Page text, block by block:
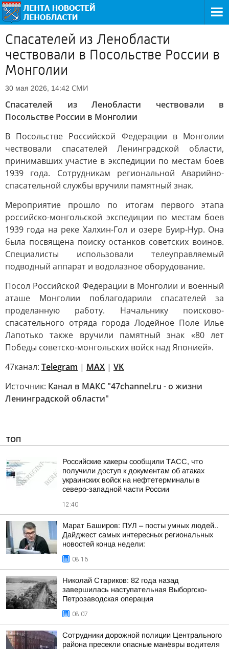
Спасателей из Ленобласти
чествовали в Посольстве России в
Монголии
30 мая 2026, 14:42 СМИ
Спасателей из Ленобласти чествовали в
Посольстве России в Монголии
В Посольстве Российской Федерации в Монголии
чествовали спасателей Ленинградской области,
принимавших участие в экспедиции по местам боев
1939 года. Сотрудникам региональной Аварийно-
спасательной службы вручили памятный знак.
Мероприятие прошло по итогам первого этапа
российско-монгольской экспедиции по местам боев
1939 года на реке Халхин-Гол и озере Буир-Нур. Она
была посвящена поиску останков советских воинов.
Специалисты использовали телеуправляемый
подводный аппарат и водолазное оборудование.
Посол Российской Федерации в Монголии и военный
аташе Монголии поблагодарили спасателей за
проделанную работу. Начальнику поисково-
спасательного отряда города Лодейное Поле Илье
Лапотько также вручили памятный знак «80 лет
Победы советско-монгольских войск над Японией».
47канал: Telegram | MAX | VK
Источник: Канал в МАКС "47channel.ru - о жизни
Ленинградской области"
ТОП
Российские хакеры сообщили ТАСС, что
получили доступ к документам об атаках
украинских войск на нефтетерминалы в
северо-западной части России
12:40
Марат Баширов: ПУЛ – посты умных людей..
Дайджест самых интересных региональных
новостей конца недели:
08:16
Николай Стариков: 82 года назад
завершилась наступательная Выборгско-
Петрозаводская операция
08:07
Сотрудники дорожной полиции Центрального
района пресекли опасные манёвры водителя